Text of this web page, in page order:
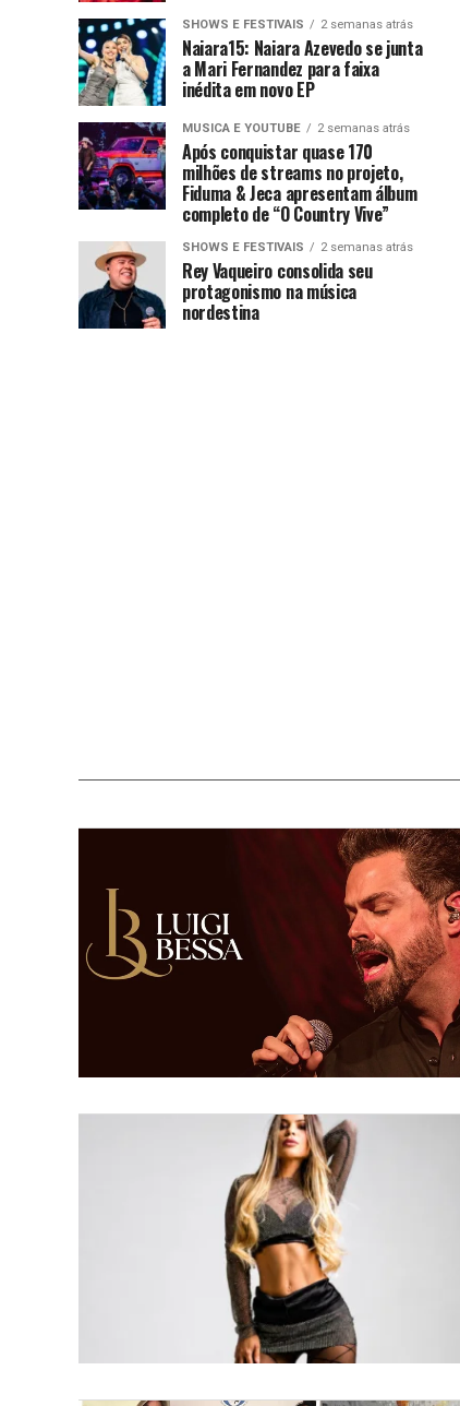
SHOWS E FESTIVAIS 2 semanas atrás
Naiara15: Naiara Azevedo se junta
a Mari Fernandez para faixa
inédita em novo EP
MUSICA E YOUTUBE 2 semanas atrás
Após conquistar quase 170
milhões de streams no projeto,
Fiduma & Jeca apresentam álbum
completo de “O Country Vive”
SHOWS E FESTIVAIS 2 semanas atrás
Rey Vaqueiro consolida seu
protagonismo na música
nordestina